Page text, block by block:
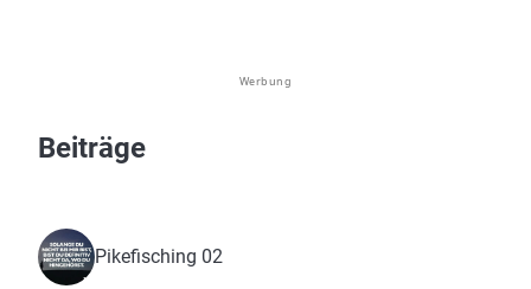
Werbung
Beiträge
Pikefisching 02